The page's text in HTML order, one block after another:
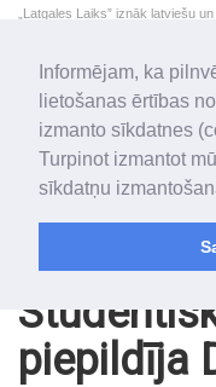
Informējam, ka
lietošanas ērtības
izmanto sīkdatnes
Turpinot izmantot
sīkdatņu
„Latgales Laiks” iznāk latviešu
„Latgales Laiks” latviešu
2026. gada 8. augusts
Sestdiena
Mudīte, Vladislava,
piepildīja